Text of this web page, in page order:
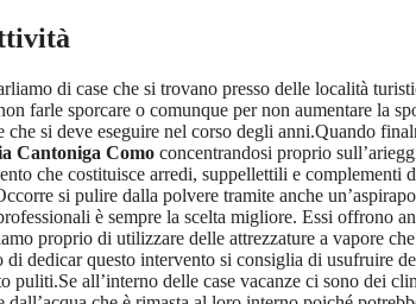
di case che si trovano presso delle località
farle sporcare o comunque per non aumentare la
si deve eseguire nel corso degli anni.Quando
Cantoniga Como concentrandosi proprio
che costituisce arredi, suppellettili e complementi
si pulire dalla polvere tramite anche
è sempre la scelta migliore. Essi offrono
proprio di utilizzare delle attrezzature a vapore
dedicar questo intervento si consiglia di usufruire
all’interno delle case vacanze ci sono dei